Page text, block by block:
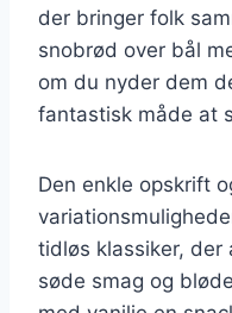
der bringer folk
snobrød over bål
om du nyder dem
fantastisk måde at
Den enkle opskrift
tidløs klassiker, der
søde smag og